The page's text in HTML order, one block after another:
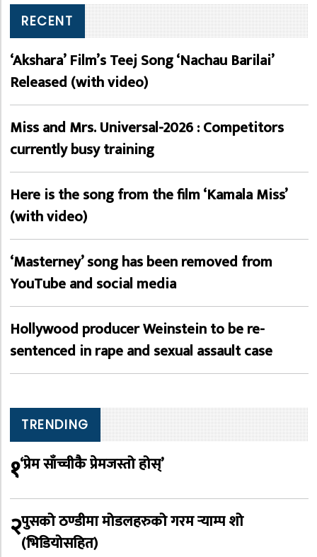
RECENT
‘Akshara’ Film’s Teej Song ‘Nachau Barilai’
Released (with video)
Miss and Mrs. Universal-2026 : Competitors
currently busy training
Here is the song from the film ‘Kamala Miss’
(with video)
‘Masterney’ song has been removed from
YouTube and social media
Hollywood producer Weinstein to be re-
sentenced in rape and sexual assault case
TRENDING
१‘प्रेम साँच्चीकै प्रेमजस्तो होस्’
२पुसको ठण्डीमा मोडलहरुको गरम र्‍याम्प शो
(भिडियोसहित)